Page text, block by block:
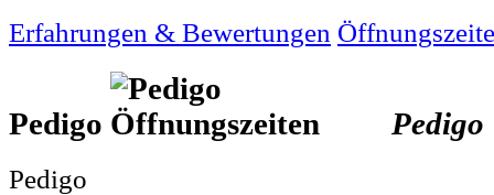
Erfahrungen & Bewertungen
Pedigo Pedigo
Pedigo